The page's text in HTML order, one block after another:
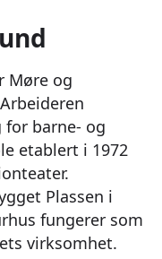
Møre og
barne- og
etablert i 1972
Plassen i
fungerer som
virksomhet.